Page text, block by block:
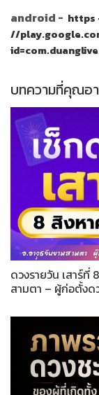
android - https
//
บทความที่คุณอ
ดวงรายวัน เสาร์ที่
สามตา – ผู้ก่อตั้งด